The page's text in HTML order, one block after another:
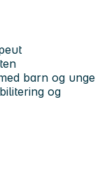
barn og unge
og